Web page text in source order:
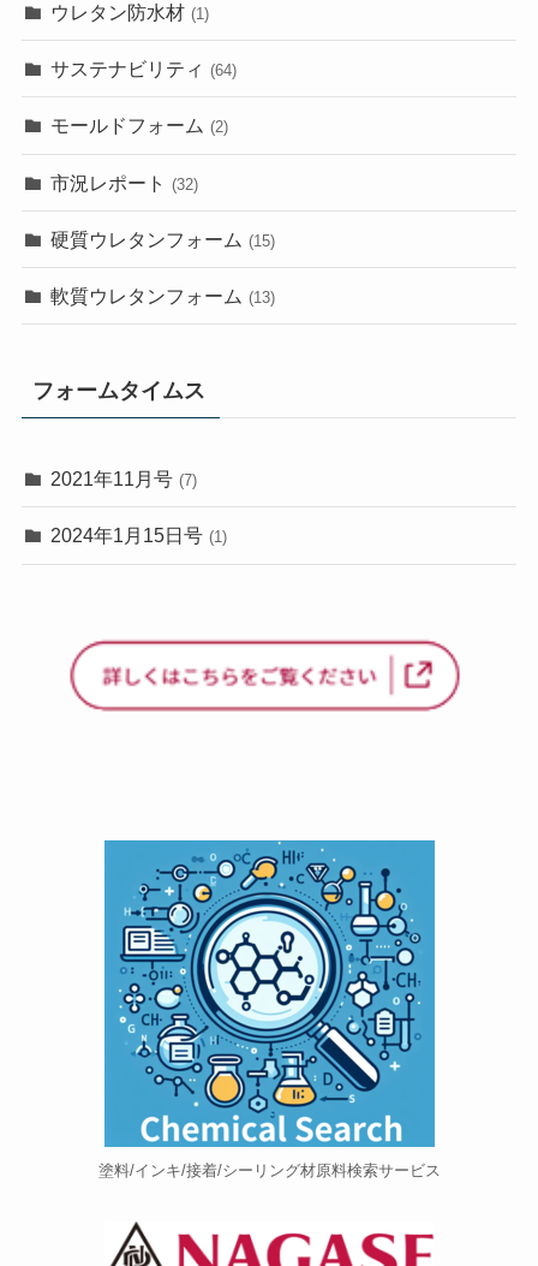
ウレタン防水材 (1)
サステナビリティ (64)
モールドフォーム (2)
市況レポート (32)
硬質ウレタンフォーム (15)
軟質ウレタンフォーム (13)
フォームタイムス
2021年11月号 (7)
2024年1月15日号 (1)
塗料/インキ/接着/シーリング材原料検索サービス